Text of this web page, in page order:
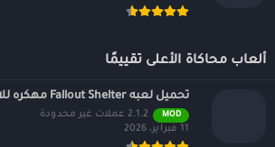
ألعاب محاكاة الأعلى تقييمًا
تحميل لعبه Fallout Shelter مهكره للاندرويد 2026
MOD
2.1.2 عملات غير محدودة
11 فبراير، 2026